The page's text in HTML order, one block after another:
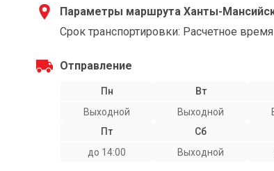
Параметры маршрута Ханты-
Срок транспортировки: Расчетное время
Отправление
Пн
Выходной
Вт
Выходной
Пт
до 14:00
Сб
Выходной